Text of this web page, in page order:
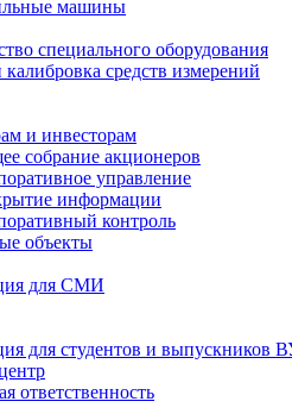
машины
специального оборудования
средств измерений
и инвесторам
собрание акционеров
управление
информации
контроль
объекты
для СМИ
для студентов и выпускников
ответственность